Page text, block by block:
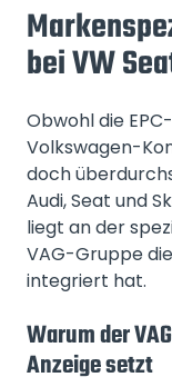
bei VW
Obwohl die
Volkswagen-
doch
Audi, Seat und
liegt an der
VAG-Gruppe
integriert hat.
Warum der
Anzeige setzt